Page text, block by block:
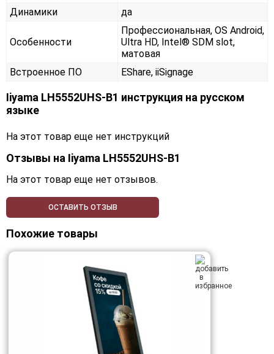
Динамики да
Особенности
Профессиональная, OS Android,
Ultra HD, Intel® SDM slot,
матовая
Встроенное ПО
EShare, iiSignage
Iiyama LH5552UHS-B1 инструкция на русском
языке
На этот товар еще нет инструкций
Отзывы на Iiyama LH5552UHS-B1
На этот товар еще нет отзывов.
ОСТАВИТЬ ОТЗЫВ
Похожие товары